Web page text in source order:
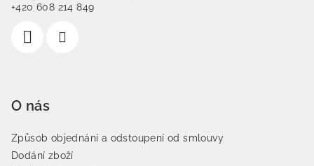
+420 608 214 849
O nás
Způsob objednání a odstoupení od smlouvy
Dodání zboží